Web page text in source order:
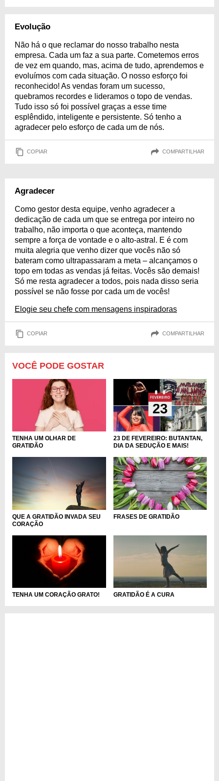
Evolução
Não há o que reclamar do nosso trabalho nesta
empresa. Cada um faz a sua parte. Cometemos erros
de vez em quando, mas, acima de tudo, aprendemos e
evoluímos com cada situação. O nosso esforço foi
reconhecido! As vendas foram um sucesso,
quebramos recordes e lideramos o topo de vendas.
Tudo isso só foi possível graças a esse time
esplêndido, inteligente e persistente. Só tenho a
agradecer pelo esforço de cada um de nós.
COPIAR COMPARTILHAR
Agradecer
Como gestor desta equipe, venho agradecer a
dedicação de cada um que se entrega por inteiro no
trabalho, não importa o que aconteça, mantendo
sempre a força de vontade e o alto-astral. E é com
muita alegria que venho dizer que vocês não só
bateram como ultrapassaram a meta – alcançamos o
topo em todas as vendas já feitas. Vocês são demais!
Só me resta agradecer a todos, pois nada disso seria
possível se não fosse por cada um de vocês!
Elogie seu chefe com mensagens inspiradoras
COPIAR COMPARTILHAR
VOCÊ PODE GOSTAR
TENHA UM OLHAR DE
GRATIDÃO
23 DE FEVEREIRO: BUTANTAN,
DIA DA SEDUÇÃO E MAIS!
QUE A GRATIDÃO INVADA SEU
CORAÇÃO
FRASES DE GRATIDÃO
TENHA UM CORAÇÃO GRATO! GRATIDÃO É A CURA